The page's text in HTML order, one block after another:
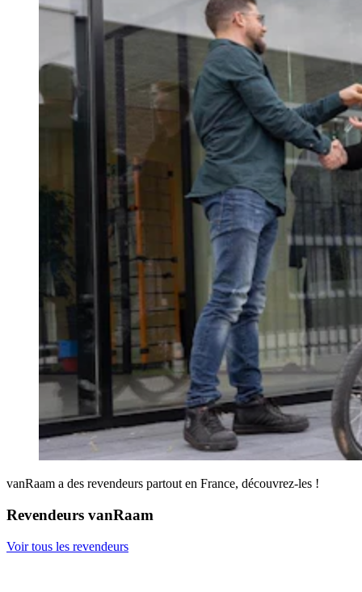
vanRaam a des revendeurs partout en France, découvrez-les !
Revendeurs vanRaam
Voir tous les revendeurs